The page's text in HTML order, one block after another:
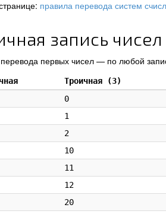
правила перевода систем
запись
первых чисел — по любой
Троичная (3)
0
1
2
10
11
12
20